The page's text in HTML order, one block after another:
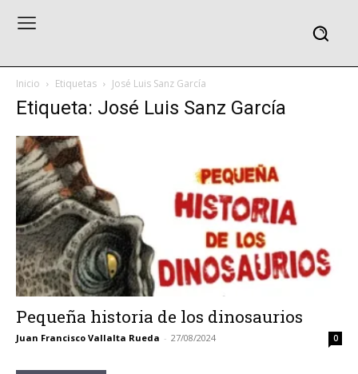
Inicio Etiquetas José Luis Sanz García
Etiqueta: José Luis Sanz García
Pequeña historia de los dinosaurios
Juan Francisco Vallalta Rueda - 27/08/2024 0